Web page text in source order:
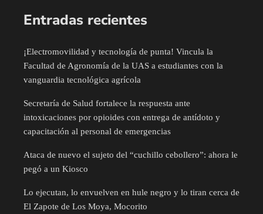
Entradas recientes
¡Electromovilidad y tecnología de punta! Vincula la
Facultad de Agronomía de la UAS a estudiantes con la
vanguardia tecnológica agrícola
Secretaría de Salud fortalece la respuesta ante
intoxicaciones por opioides con entrega de antídoto y
capacitación al personal de emergencias
Ataca de nuevo el sujeto del “cuchillo cebollero”: ahora le
pegó a un Kiosco
Lo ejecutan, lo envuelven en hule negro y lo tiran cerca de
El Zapote de Los Moya, Mocorito